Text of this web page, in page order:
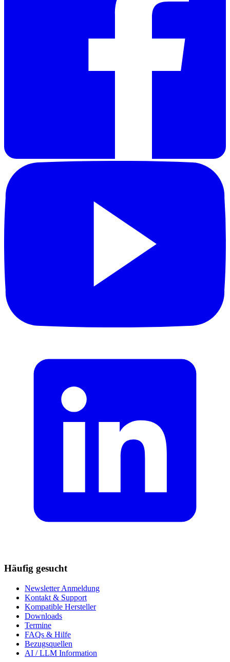
Häufig gesucht
Newsletter Anmeldung
Kontakt & Support
Kompatible Hersteller
Downloads
Termine
FAQs & Hilfe
Bezugsquellen
AI / LLM Information